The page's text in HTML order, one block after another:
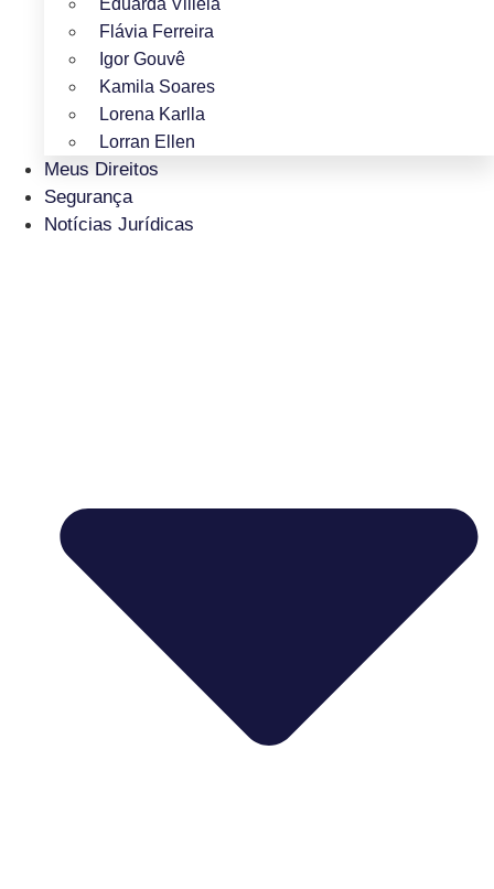
Eduarda Villela
Flávia Ferreira
Igor Gouvê
Kamila Soares
Lorena Karlla
Lorran Ellen
Meus Direitos
Segurança
Notícias Jurídicas